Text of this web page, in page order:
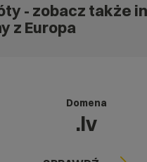
- zobacz także
z Europa
Domena
.lv